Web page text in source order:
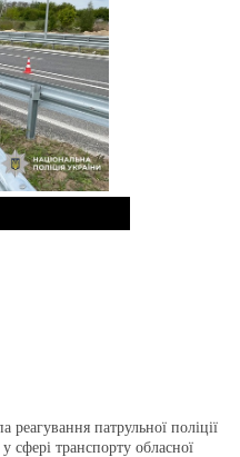
реагування патрульної поліції
сфері транспорту обласної